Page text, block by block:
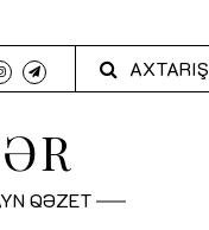
AXTARIŞ
QƏZET